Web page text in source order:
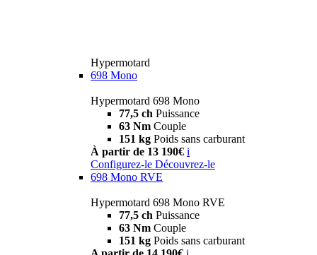
Hypermotard
698 Mono
Hypermotard 698 Mono
77,5 ch Puissance
63 Nm Couple
151 kg Poids sans carburant
À partir de 13 190€ i
Configurez-le Découvrez-le
698 Mono RVE
Hypermotard 698 Mono RVE
77,5 ch Puissance
63 Nm Couple
151 kg Poids sans carburant